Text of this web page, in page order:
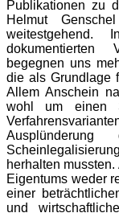
Publikationen zu
Helmut
weitestgehend.
dokumentierten
begegnen uns
die als Grundlage
Allem Anschein
wohl um einen
herhalten
Eigentums weder
einer
und